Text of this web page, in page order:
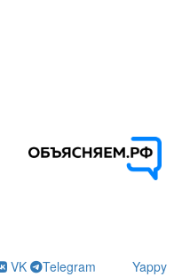
VK Telegram
Yappy